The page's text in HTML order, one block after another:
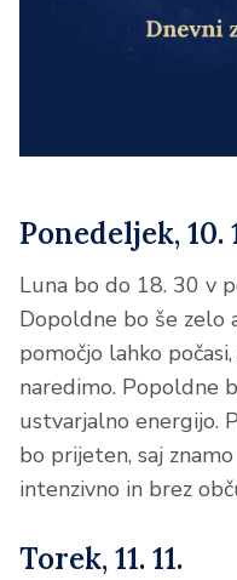
Ponedeljek, 10.
Luna bo do 18. 30 v
Dopoldne bo še zelo
pomočjo lahko
naredimo. Popoldne
ustvarjalno energijo.
bo prijeten, saj
intenzivno in brez
Torek, 11. 11.